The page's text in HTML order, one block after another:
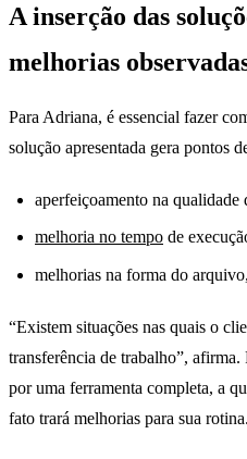
A inserção das
melhorias
Para Adriana, é essencial fazer
solução apresentada gera pontos
aperfeiçoamento na qualidade
melhoria no tempo de
melhorias na forma do
“Existem situações nas quais o
transferência de trabalho”, afirma.
por uma ferramenta completa, a
fato trará melhorias para sua rotina.